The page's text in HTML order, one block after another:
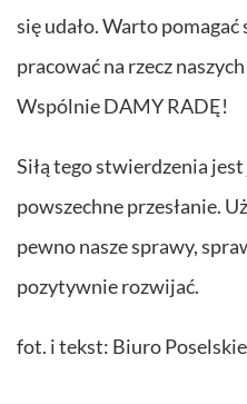
się udało. Warto
pracować na rzecz
Wspólnie DAMY RADĘ!
Siłą tego stwierdzenia
powszechne przesłanie.
pewno nasze sprawy,
pozytywnie rozwijać.
fot. i tekst: Biuro